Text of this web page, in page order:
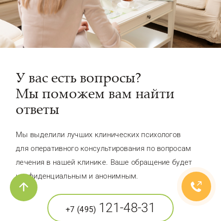
У вас есть вопросы?
Мы поможем вам найти
ответы
Мы выделили лучших клинических психологов
для оперативного консультирования по вопросам
лечения в нашей клинике. Ваше обращение будет
конфиденциальным и анонимным.
+7 (495) 121-48-31